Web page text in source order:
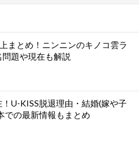
まとめ！ニンニンのキノコ雲ラ
題や現在も解説
U-KISS脱退理由・結婚(嫁や子
での最新情報もまとめ